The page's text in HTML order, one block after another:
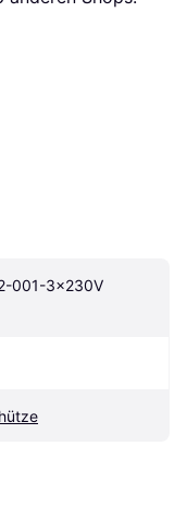
001-3x230V